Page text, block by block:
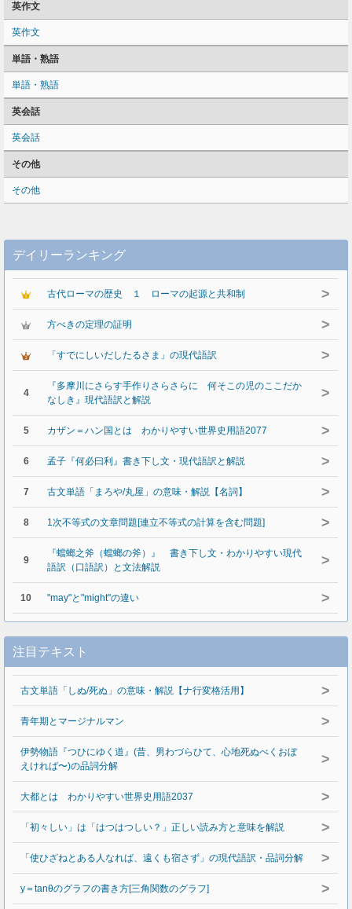
英作文
英作文
単語・熟語
単語・熟語
英会話
英会話
その他
その他
デイリーランキング
古代ローマの歴史 １ ローマの起源と共和制 >
方べきの定理の証明 >
「すでにしいだしたるさま」の現代語訳 >
4
『多摩川にさらす手作りさらさらに 何そこの児のここだか
なしき』現代語訳と解説
>
5 カザン＝ハン国とは わかりやすい世界史用語2077 >
6 孟子『何必曰利』書き下し文・現代語訳と解説 >
7 古文単語「まろや/丸屋」の意味・解説【名詞】 >
8 1次不等式の文章問題[連立不等式の計算を含む問題] >
9
『蟷螂之斧（蟷螂の斧）』 書き下し文・わかりやすい現代
語訳（口語訳）と文法解説
>
10 "may"と"might"の違い >
注目テキスト
古文単語「しぬ/死ぬ」の意味・解説【ナ行変格活用】 >
青年期とマージナルマン >
伊勢物語『つひにゆく道』(昔、男わづらひて、心地死ぬべくおぼ
えければ〜)の品詞分解
>
大都とは わかりやすい世界史用語2037 >
「初々しい」は「はつはつしい？」正しい読み方と意味を解説 >
「使ひざねとある人なれば、遠くも宿さず」の現代語訳・品詞分解 >
y＝tanθのグラフの書き方[三角関数のグラフ] >